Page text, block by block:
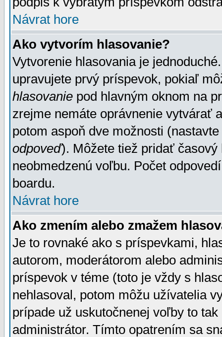
Návrat hore
Ako vytvorím hlasovanie?
Vytvorenie hlasovania je
upravujete prvý príspevok, pokiaľ
hlasovanie pod hlavným oknom na
zrejme nemáte oprávnenie vytvárať
potom aspoň dve možnosti
odpoveď). Môžete tiež pridať
neobmedzenú voľbu. Počet
boardu.
Návrat hore
Ako zmením alebo zmažem
Je to rovnaké ako s príspevkami,
autorom, moderátorom alebo
príspevok v téme (toto je vždy s
nehlasoval, potom môžu užívatelia
prípade už uskutočnenej voľby to
administrátor. Tímto opatrením sa